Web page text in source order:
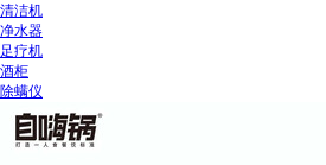
清洁机
净水器
足疗机
酒柜
除螨仪